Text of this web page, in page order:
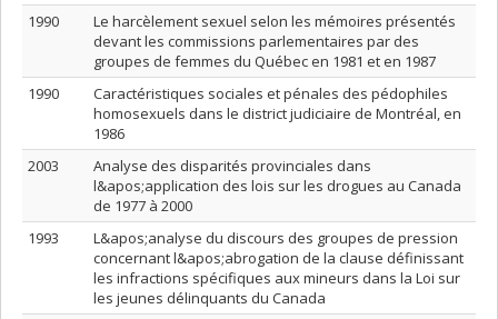
1990
Le harcèlement sexuel selon les mémoires présentés
devant les commissions parlementaires par des
groupes de femmes du Québec en 1981 et en 1987
1990
Caractéristiques sociales et pénales des pédophiles
homosexuels dans le district judiciaire de Montréal, en
1986
2003
Analyse des disparités provinciales dans
l&apos;application des lois sur les drogues au Canada
de 1977 à 2000
1993
L&apos;analyse du discours des groupes de pression
concernant l&apos;abrogation de la clause définissant
les infractions spécifiques aux mineurs dans la Loi sur
les jeunes délinquants du Canada